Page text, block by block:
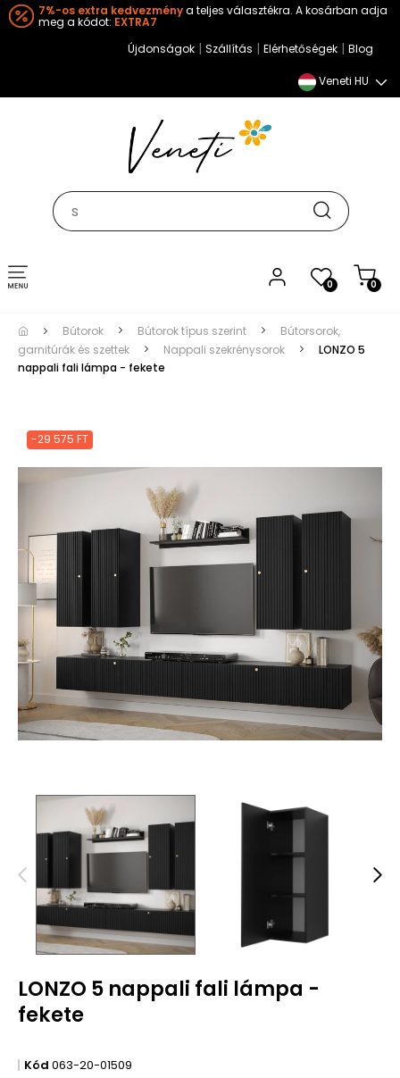
7%-os extra kedvezménya teljes választékra. A kosárban adja
meg a kódot: EXTRA7
Újdonságok | Szállítás | Elérhetőségek | Blog
Veneti HU
0 0
Toggle
navigation
Bútorok Bútorok típus szerint
Bútorsorok,
garnitúrák és szettek
Nappali szekrénysorok
LONZO 5
nappali fali lámpa - fekete
-29 575 FT
LONZO 5 nappali fali lámpa -
fekete
Kód 063-20-01509